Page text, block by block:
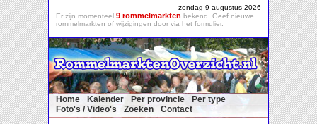
zondag 9 augustus 2026
Er zijn momenteel 9 rommelmarkten bekend. Geef nieuwe
rommelmarkten of wijzigingen door via het formulier.
Home Kalender Per provincie
Per type
Foto's / Video's
Zoeken Contact